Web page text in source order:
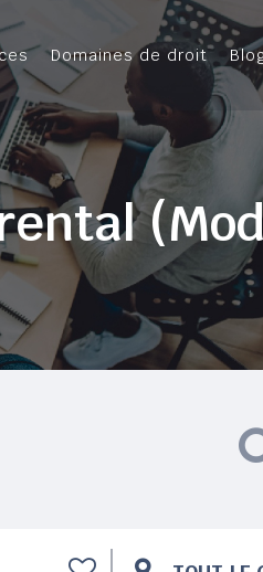
Domaines de droit